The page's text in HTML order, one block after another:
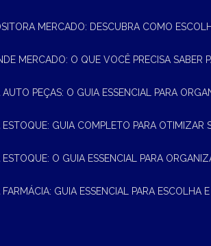
MERCADO: DESCUBRA COMO
MERCADO: O QUE VOCÊ PRECISA SABER
AUTO PEÇAS: O GUIA ESSENCIAL PARA
ESTOQUE: GUIA COMPLETO PARA OTIMIZAR
ESTOQUE: O GUIA ESSENCIAL PARA
FARMÁCIA: GUIA ESSENCIAL PARA ESCOLHA